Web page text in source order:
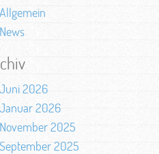
Allgemein
News
Juni 2026
Januar 2026
November 2025
September 2025